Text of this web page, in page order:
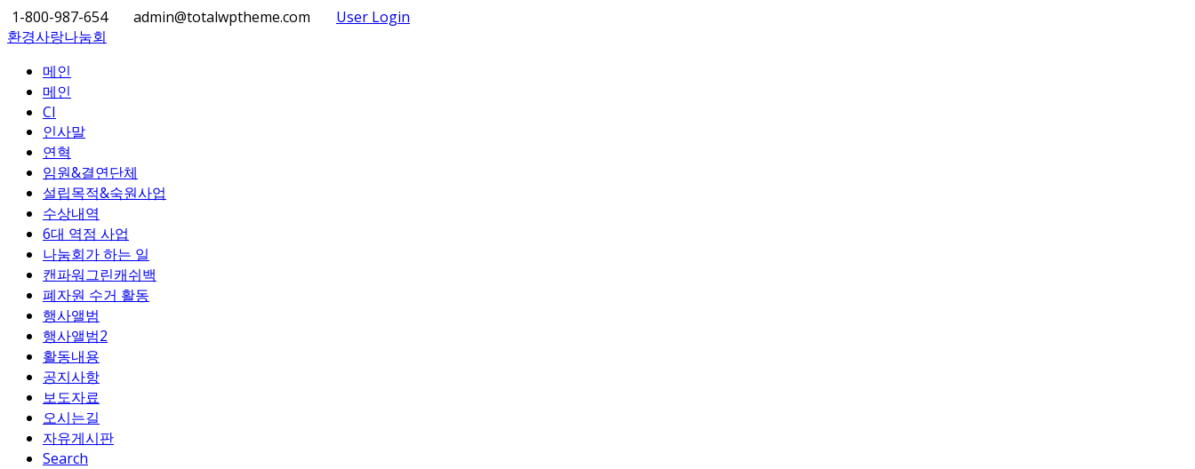
1-800-987-654 admin@totalwptheme.com
User Login
환경사랑나눔회
메인
메인
CI
인사말
연혁
임원&결연단체
설립목적&숙원사업
수상내역
6대 역점 사업
나눔회가 하는 일
캔파워그린캐쉬백
폐자원 수거 활동
행사앨범
행사앨범2
활동내용
공지사항
보도자료
오시는길
자유게시판
Search